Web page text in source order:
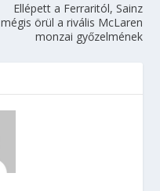
Ellépett a Ferraritól, Sainz
mégis örül a rivális McLaren
monzai győzelmének